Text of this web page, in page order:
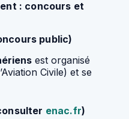
: concours et
public)
est organisé
Civile) et se
enac.fr)